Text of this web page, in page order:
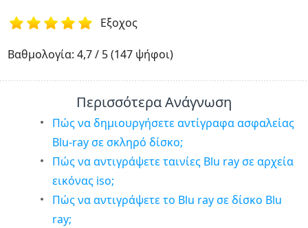
1 2 3 4 5
Εξοχος
Βαθμολογία: 4,7 / 5 (147 ψήφοι)
Περισσότερα Ανάγνωση
Πώς να δημιουργήσετε αντίγραφα ασφαλείας
Blu-ray σε σκληρό δίσκο;
Πώς να αντιγράψετε ταινίες Blu ray σε αρχεία
εικόνας iso;
Πώς να αντιγράψετε το Blu ray σε δίσκο Blu
ray;